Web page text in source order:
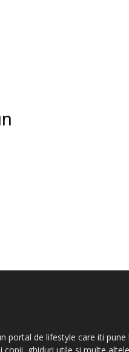
portal de lifestyle care iti